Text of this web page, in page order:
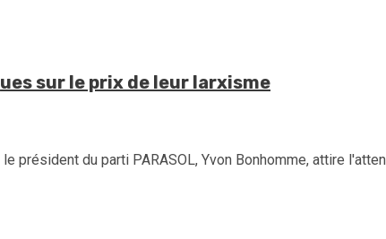
sur le prix de leur larxisme
président du parti PARASOL, Yvon Bonhomme, attire